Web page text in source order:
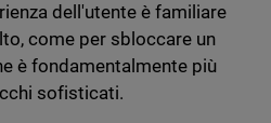
dell'utente è familiare
come per sbloccare un
è fondamentalmente più
sofisticati.